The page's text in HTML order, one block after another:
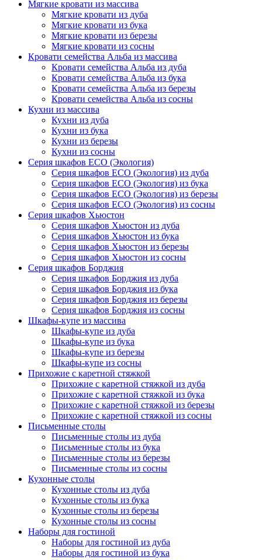
Мягкие кровати из массива
Мягкие кровати из дуба
Мягкие кровати из бука
Мягкие кровати из березы
Мягкие кровати из сосны
Кровати семейства Альба из массива
Кровати семейства Альба из дуба
Кровати семейства Альба из бука
Кровати семейства Альба из березы
Кровати семейства Альба из сосны
Кухни из массива
Кухни из дуба
Кухни из бука
Кухни из березы
Кухни из сосны
Серия шкафов ECO (Экология)
Серия шкафов ECO (Экология) из дуба
Серия шкафов ECO (Экология) из бука
Серия шкафов ECO (Экология) из березы
Серия шкафов ECO (Экология) из сосны
Серия шкафов Хьюстон
Серия шкафов Хьюстон из дуба
Серия шкафов Хьюстон из бука
Серия шкафов Хьюстон из березы
Серия шкафов Хьюстон из сосны
Серия шкафов Борджия
Серия шкафов Борджия из дуба
Серия шкафов Борджия из бука
Серия шкафов Борджия из березы
Серия шкафов Борджия из сосны
Шкафы-купе из массива
Шкафы-купе из дуба
Шкафы-купе из бука
Шкафы-купе из березы
Шкафы-купе из сосны
Прихожие с каретной стяжкой
Прихожие с каретной стяжкой из дуба
Прихожие с каретной стяжкой из бука
Прихожие с каретной стяжкой из березы
Прихожие с каретной стяжкой из сосны
Письменные столы
Письменные столы из дуба
Письменные столы из бука
Письменные столы из березы
Письменные столы из сосны
Кухонные столы
Кухонные столы из дуба
Кухонные столы из бука
Кухонные столы из березы
Кухонные столы из сосны
Наборы для гостиной
Наборы для гостиной из дуба
Наборы для гостиной из бука